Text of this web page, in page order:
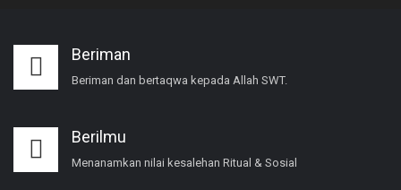
Beriman
Beriman dan bertaqwa kepada Allah SWT.
Berilmu
Menanamkan nilai kesalehan Ritual & Sosial